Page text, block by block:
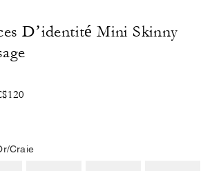
D’identité Mini Skinny
Craie